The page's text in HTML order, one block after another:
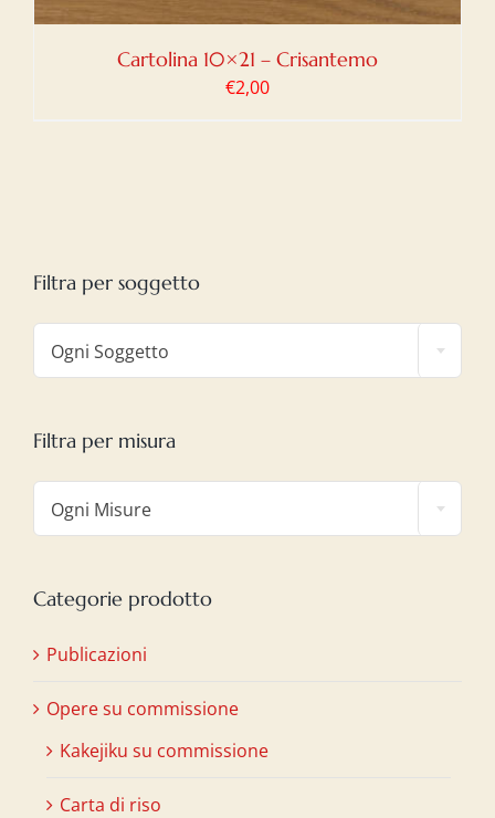
Cartolina 10×21 – Crisantemo
€2,00
Filtra per soggetto
Ogni Soggetto
Filtra per misura
Ogni Misure
Categorie prodotto
Publicazioni
Opere su commissione
Kakejiku su commissione
Carta di riso